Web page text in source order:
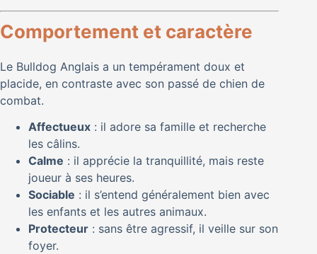
Comportement et caractère
Le Bulldog Anglais a un tempérament doux et
placide, en contraste avec son passé de chien de
combat.
Affectueux : il adore sa famille et recherche
les câlins.
Calme : il apprécie la tranquillité, mais reste
joueur à ses heures.
Sociable : il s’entend généralement bien avec
les enfants et les autres animaux.
Protecteur : sans être agressif, il veille sur son
foyer.